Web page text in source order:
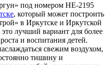
под номером HE-2195
, который может построить
в Иркутске и Иркутской
лучший вариант для более
и воспитания детей.
свежим воздухом,
тишину и